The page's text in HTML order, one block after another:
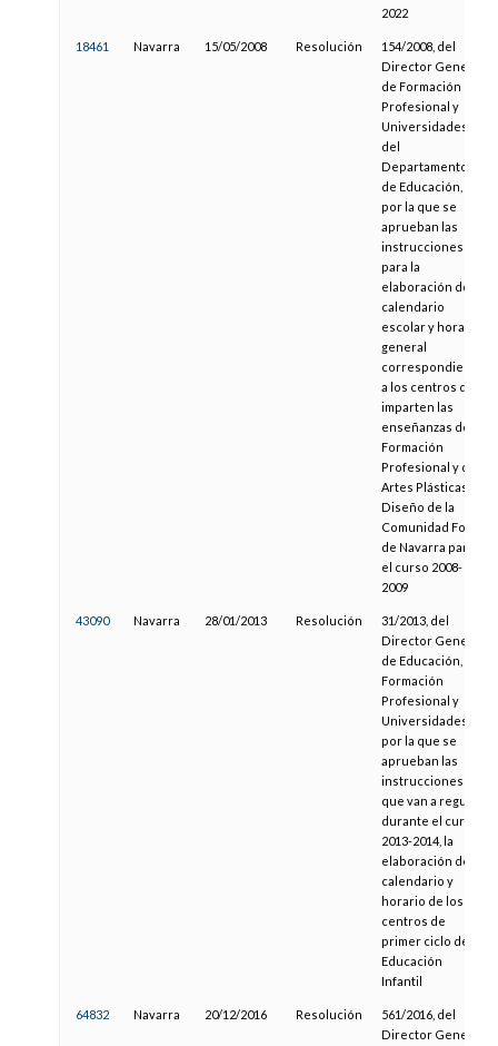
2022
18461 Navarra 15/05/2008 Resolución
154/2008, del
Director General
de Formación
Profesional y
Universidades,
del
Departamento
de Educación,
por la que se
aprueban las
instrucciones
para la
elaboración del
calendario
escolar y horario
general
correspondiente
a los centros que
imparten las
enseñanzas de
Formación
Profesional y de
Artes Plásticas y
Diseño de la
Comunidad Foral
de Navarra para
el curso 2008-
2009
43090 Navarra 28/01/2013 Resolución
31/2013, del
Director General
de Educación,
Formación
Profesional y
Universidades
por la que se
aprueban las
instrucciones
que van a regular,
durante el curso
2013-2014, la
elaboración del
calendario y
horario de los
centros de
primer ciclo de
Educación
Infantil
64832 Navarra 20/12/2016 Resolución
561/2016, del
Director General